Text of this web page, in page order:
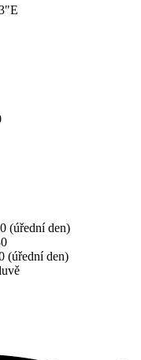
(úřední den)
(úřední den)